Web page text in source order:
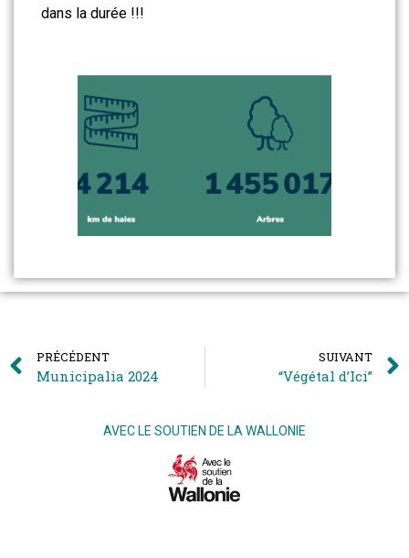
dans la durée !!!
PRÉCÉDENT
Municipalia 2024
SUIVANT
“Végétal d’Ici”
AVEC LE SOUTIEN DE LA WALLONIE